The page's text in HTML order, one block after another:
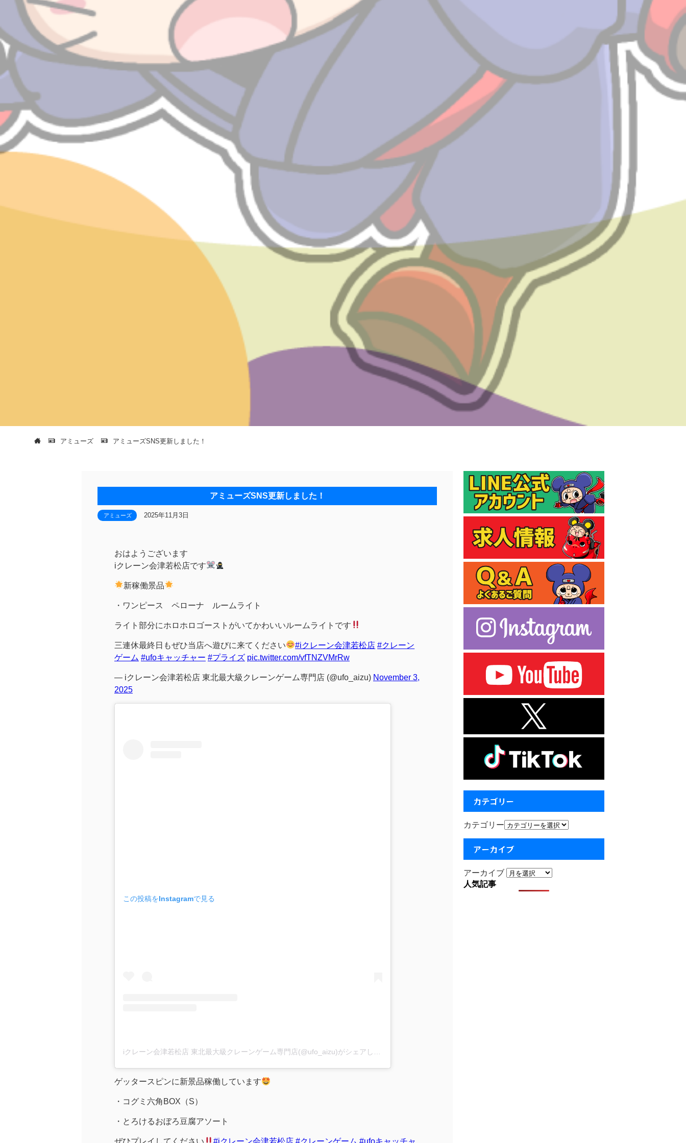
アミューズ アミューズSNS更新しました！
アミューズSNS更新しました！
アミューズ 2025年11月3日
おはようございます
iクレーン会津若松店です
新稼働景品
・ワンピース ペローナ ルームライト
ライト部分にホロホロゴーストがいてかわいいルームライトです
三連休最終日もぜひ当店へ遊びに来てください #iクレーン会津若松店 #クレーン
ゲーム #ufoキャッチャー #プライズ pic.twitter.com/vfTNZVMrRw
— iクレーン会津若松店 東北最大級クレーンゲーム専門店 (@ufo_aizu) November 3,
2025
この投稿をInstagramで見る
iクレーン会津若松店 東北最大級クレーンゲーム専門店(@ufo_aizu)がシェアした投稿
ゲッタースピンに新景品稼働しています
・コグミ六角BOX（S）
・とろけるおぼろ豆腐アソート
カテゴリー
カテゴリー
アーカイブ
アーカイブ
人気記事